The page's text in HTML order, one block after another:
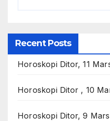
Recent Posts
Horoskopi Ditor, 11
Horoskopi Ditor , 10
Horoskopi Ditor, 9